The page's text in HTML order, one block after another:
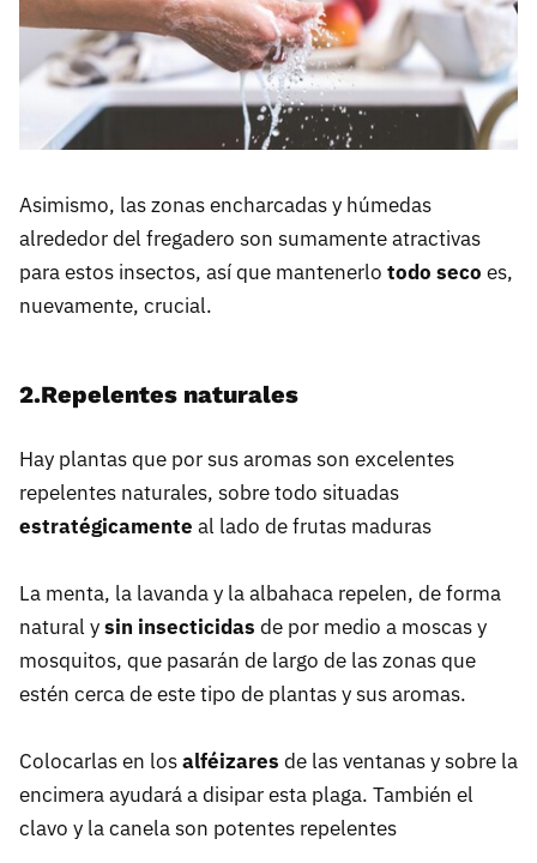
Asimismo, las zonas encharcadas y húmedas
alrededor del fregadero son sumamente atractivas
para estos insectos, así que mantenerlo todo seco es,
nuevamente, crucial.
2.Repelentes naturales
Hay plantas que por sus aromas son excelentes
repelentes naturales, sobre todo situadas
estratégicamente al lado de frutas maduras
La menta, la lavanda y la albahaca repelen, de forma
natural ysin insecticidas de por medio a moscas y
mosquitos, que pasarán de largo de las zonas que
estén cerca de este tipo de plantas y sus aromas.
Colocarlas en losalféizares de las ventanas y sobre la
encimera ayudará a disipar esta plaga. También el
clavo y la canela son potentes repelentes